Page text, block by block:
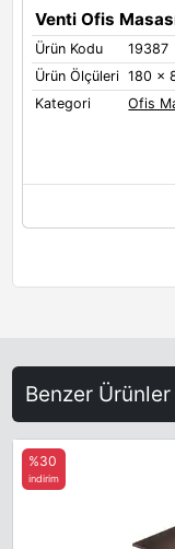
Venti Ofis
Ürün Kodu
19387
Ürün Ölçüleri 180 x
Kategori
Ofis
Benzer Ürünler
%30
indirim